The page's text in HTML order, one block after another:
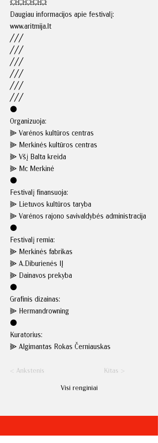
💥💥💥💥💥
Daugiau informacijos apie festivalį:
www.aritmija.lt
╱╱╱
╱╱╱
╱╱╱
╱╱╱
╱╱╱
╱╱╱
⚫
Organizuoja:
⫸ Varėnos kultūros centras
⫸ Merkinės kultūros centras
⫸ Všį Balta kreida
⫸ Mc Merkinė
⚫
Festivalį finansuoja:
⫸ Lietuvos kultūros taryba
⫸ Varėnos rajono savivaldybės administracija
⚫
Festivalį remia:
⫸ Merkinės fabrikas
⫸ A.Diburienės IĮ
⫸ Dainavos prekyba
⚫
Grafinis dizainas:
⫸ Hermandrowning
⚫
Kuratorius:
⫸ Algimantas Rokas Černiauskas
< Ankstenis
Visi renginiai
Kitas >